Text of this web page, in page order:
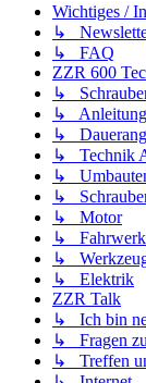
Wichtiges /
↳
↳ FAQ
ZZR 600
↳
↳
↳
↳ Technik
↳
↳
↳ Motor
↳ Fahrwerk
↳
↳ Elektrik
ZZR Talk
↳ Ich bin
↳ Fragen
↳ Treffen